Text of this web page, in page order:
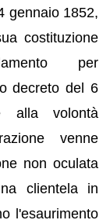
gennaio 1852,
costituzione
per
decreto del 6
alla volontà
venne
non oculata
clientela in
l'esaurimento